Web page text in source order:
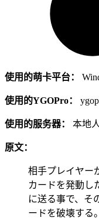
使用的萌卡平台：
使用的YGOPro：
使用的服务器： 本地
原文：
相手プレイヤー
カードを発動し
に送る事で、そ
ードを破壊する。